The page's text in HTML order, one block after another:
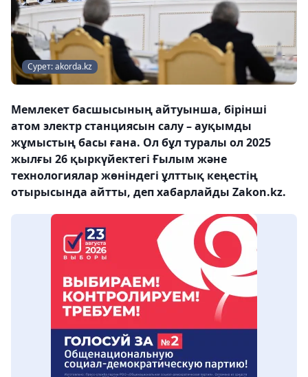
Сурет: akorda.kz
Мемлекет басшысының айтуынша, бірінші
атом электр станциясын салу – ауқымды
жұмыстың басы ғана. Ол бұл туралы ол 2025
жылғы 26 қыркүйектегі Ғылым және
технологиялар жөніндегі ұлттық кеңестің
отырысында айтты, деп хабарлайды Zakon.kz.